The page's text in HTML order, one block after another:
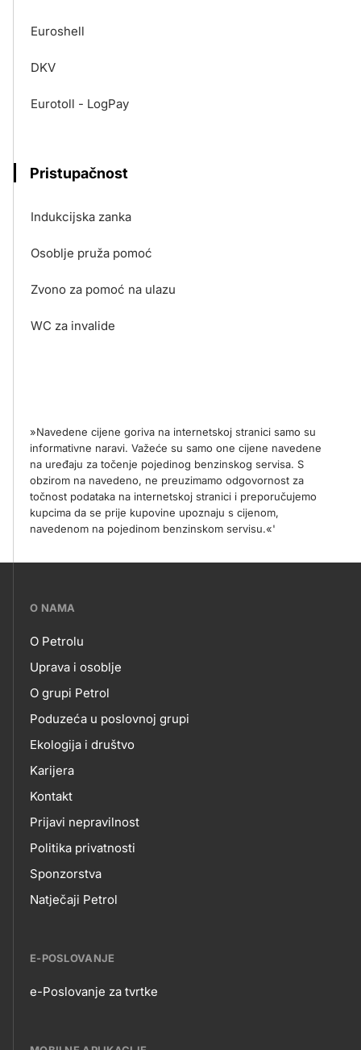
Euroshell
DKV
Eurotoll - LogPay
Pristupačnost
Indukcijska zanka
Osoblje pruža pomoć
Zvono za pomoć na ulazu
WC za invalide
»Navedene cijene goriva na internetskoj stranici samo su
informativne naravi. Važeće su samo one cijene navedene
na uređaju za točenje pojedinog benzinskog servisa. S
obzirom na navedeno, ne preuzimamo odgovornost za
točnost podataka na internetskoj stranici i preporučujemo
kupcima da se prije kupovine upoznaju s cijenom,
navedenom na pojedinom benzinskom servisu.«'
???
skupno.footer-
title???
O NAMA
O
NAMA
O Petrolu
Uprava i osoblje
O grupi Petrol
Poduzeća u poslovnoj grupi
Ekologija i društvo
Karijera
Kontakt
Prijavi nepravilnost
Politika privatnosti
Sponzorstva
Natječaji Petrol
E-POSLOVANJE
e-Poslovanje za tvrtke